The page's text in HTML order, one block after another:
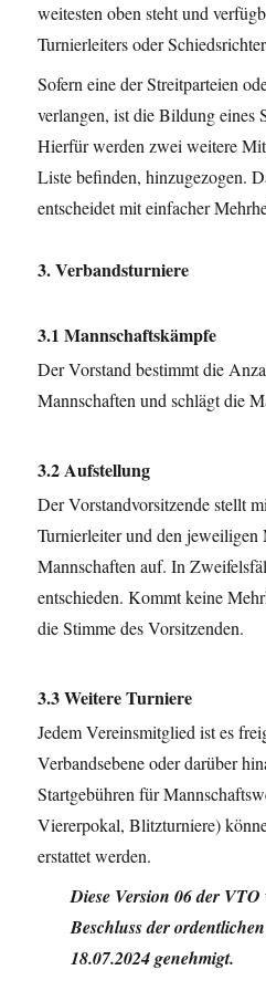
weitesten oben steht und
Turnierleiters oder
Sofern eine der Streitparteien
verlangen, ist die Bildung eines
Hierfür werden zwei weitere
Liste befinden, hinzugezogen.
entscheidet mit einfacher
3. Verbandsturniere
3.1 Mannschaftskämpfe
Der Vorstand bestimmt die
Mannschaften und schlägt die
3.2 Aufstellung
Der Vorstandvorsitzende stellt
Turnierleiter und den
Mannschaften auf. In
entschieden. Kommt keine
die Stimme des Vorsitzenden.
3.3 Weitere Turniere
Jedem Vereinsmitglied ist es
Verbandsebene oder darüber
Startgebühren für
Viererpokal, Blitzturniere)
erstattet werden.
Diese Version 06 der
Beschluss der
18.07.2024 genehmigt.